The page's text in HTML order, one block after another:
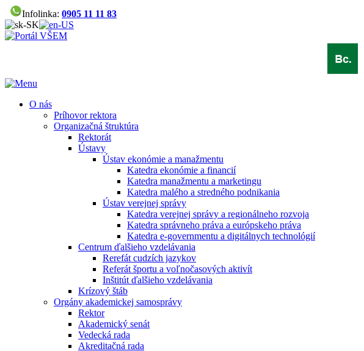
Infolinka: 0905 11 11 83
O nás
Príhovor rektora
Organizačná štruktúra
Rektorát
Ústavy
Ústav ekonómie a manažmentu
Katedra ekonómie a financií
Katedra manažmentu a marketingu
Katedra malého a stredného podnikania
Ústav verejnej správy
Katedra verejnej správy a regionálneho rozvoja
Katedra správneho práva a európskeho práva
Katedra e-governmentu a digitálnych technológií
Centrum ďalšieho vzdelávania
Rerefát cudzích jazykov
Referát športu a voľnočasových aktivít
Inštitút ďalšieho vzdelávania
Krízový štáb
Orgány akademickej samosprávy
Rektor
Akademický senát
Vedecká rada
Akreditačná rada